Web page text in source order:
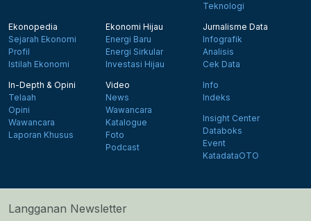
Teknologi
Ekonopedia
Sejarah Ekonomi
Profil
Istilah Ekonomi
Ekonomi Hijau
Energi Baru
Energi Sirkular
Investasi Hijau
Jurnalisme Data
Infografik
Analisis
Cek Data
In-Depth & Opini
Telaah
Opini
Wawancara
Laporan Khusus
Video
News
Wawancara
Katalogue
Foto
Podcast
Info
Indeks
Insight Center
Databoks
Event
KatadataOTO
Langganan Newsletter